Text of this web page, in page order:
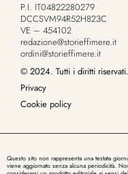
P.I. IT04822280279
DCCSVM94R52H823C
VE – 454102
redazione@storieffimere.it
ordini@storieffimere.it
© 2024. Tutti i diritti riservati.
Privacy
Cookie policy
Questo sito non rappresenta una testata
viene aggiornato senza alcuna periodicità.